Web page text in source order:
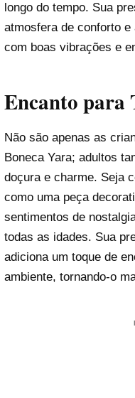
longo do tempo. Sua
atmosfera de conforto e
com boas vibrações e
Encanto para
Não são apenas as
Boneca Yara; adultos
doçura e charme. Seja
como uma peça
sentimentos de
todas as idades. Sua
adiciona um toque de
ambiente, tornando-o